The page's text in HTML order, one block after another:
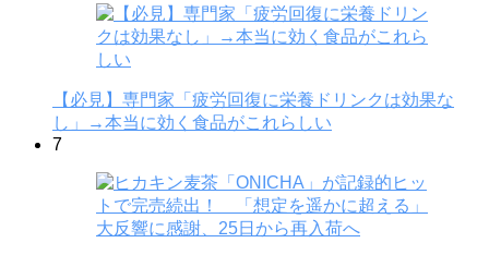
【必見】専門家「疲労回復に栄養ドリンクは効果な
し」→本当に効く食品がこれらしい
7